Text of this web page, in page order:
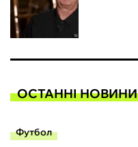
ОСТАННІ НОВИНИ
Футбол